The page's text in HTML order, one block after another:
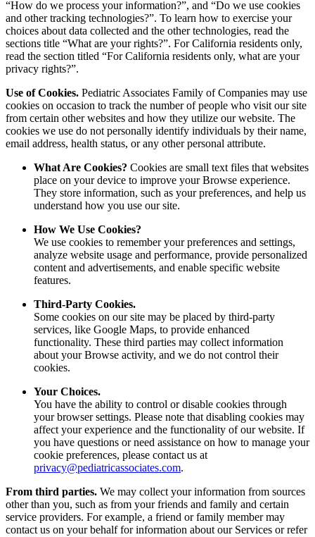
“How do we process your information?”, and “Do we use cookies
and other tracking technologies?”. To learn how to exercise your
choices about data collected and the other technologies, read the
sections title “What are your rights?”. For California residents only,
read the section titled “For California residents only, what are your
privacy rights?”.
Use of Cookies. Pediatric Associates Family of Companies may use
cookies on occasion to track the number of people who visit our site
from certain other websites and how they utilize our website. The
cookies we use do not personally identify individuals by their name,
email address, health status, or any other personal attribute.
What Are Cookies? Cookies are small text files that websites
place on your device to improve your Browse experience.
They store information, such as your preferences, and help us
understand how you use our site.
How We Use Cookies?
We use cookies to remember your preferences and settings,
analyze website usage and performance, provide personalized
content and advertisements, and enable specific website
features.
Third-Party Cookies.
Some cookies on our site may be placed by third-party
services, like Google Maps, to provide enhanced
functionality. These third parties may collect information
about your Browse activity, and we do not control their
cookies.
Your Choices.
You have the ability to control or disable cookies through
your browser settings. Please note that disabling cookies may
affect your experience and the functionality of our website. If
you have questions or need assistance on how to manage your
cookie preferences, please contact us at
privacy@pediatricassociates.com.
From third parties. We may collect your information from sources
other than you, such as from your friends and family and certain
service providers. For example, a friend or family member may
contact us on your behalf for information about our Services or refer